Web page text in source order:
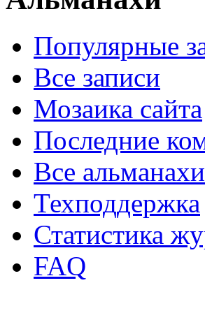
Популярные
Все записи
Мозаика сайта
Последние
Все альманахи
Техподдержка
Статистика
FAQ